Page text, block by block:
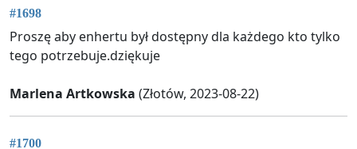
#1698
Proszę aby enhertu był dostępny dla każdego kto tylko
tego potrzebuje.dziękuje
Marlena Artkowska (Złotów, 2023-08-22)
#1700